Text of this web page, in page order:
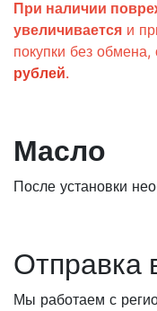
При наличии
увеличивается и
покупки без
рублей.
Масло
После установки
Отправка
Мы работаем с